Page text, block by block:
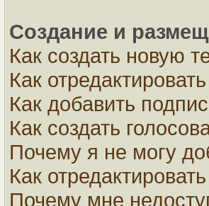
Создание и
Как создать новую
Как
Как добавить
Как создать
Почему я не могу
Как
Почему мне